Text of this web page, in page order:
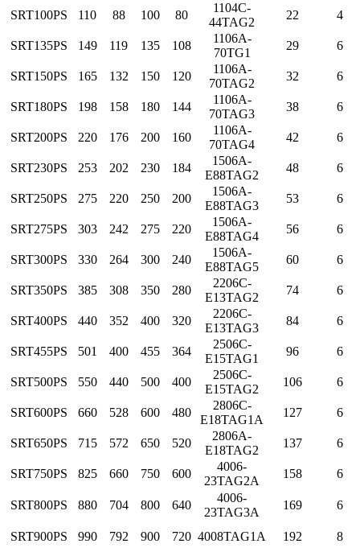
SRT100PS 110 88 100 80
1104C-
44TAG2
22 4
SRT135PS 149 119 135 108
1106A-
70TG1
29 6
SRT150PS 165 132 150 120
1106A-
70TAG2
32 6
SRT180PS 198 158 180 144
1106A-
70TAG3
38 6
SRT200PS 220 176 200 160
1106A-
70TAG4
42 6
SRT230PS 253 202 230 184
1506A-
E88TAG2
48 6
SRT250PS 275 220 250 200
1506A-
E88TAG3
53 6
SRT275PS 303 242 275 220
1506A-
E88TAG4
56 6
SRT300PS 330 264 300 240
1506A-
E88TAG5
60 6
SRT350PS 385 308 350 280
2206C-
E13TAG2
74 6
SRT400PS 440 352 400 320
2206C-
E13TAG3
84 6
SRT455PS 501 400 455 364
2506C-
E15TAG1
96 6
SRT500PS 550 440 500 400
2506C-
E15TAG2
106 6
SRT600PS 660 528 600 480
2806C-
E18TAG1A
127 6
SRT650PS 715 572 650 520
2806A-
E18TAG2
137 6
SRT750PS 825 660 750 600
4006-
23TAG2A
158 6
SRT800PS 880 704 800 640
4006-
23TAG3A
169 6
SRT900PS 990 792 900 720 4008TAG1A 192 8